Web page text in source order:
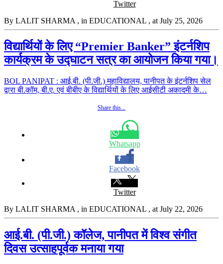
Twitter
By LALIT SHARMA , in EDUCATIONAL , at July 25, 2026
विद्यार्थियों के लिए “Premier Banker” इंटर्नशिप
कार्यक्रम के उद्घाटन सत्र का आयोजन किया गया।
BOL PANIPAT : आई.बी. (पी.जी.) महाविद्यालय, पानीपत के इंटर्नशिप सेल
द्वारा बी.कॉम, बी.ए. एवं बीबीए के विद्यार्थियों के लिए आईसीटी अकादमी के…
Share this...
Whatsapp
Facebook
Twitter
By LALIT SHARMA , in EDUCATIONAL , at July 22, 2026
आई.बी. (पी.जी.) कॉलेज, पानीपत में विश्व संगीत
दिवस उत्साहपूर्वक मनाया गया